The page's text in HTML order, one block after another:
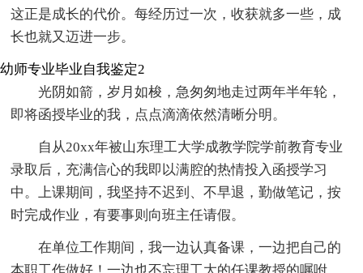
这正是成长的代价。每经历过一次，收获就多一些，成
长也就又迈进一步。
幼师专业毕业自我鉴定2
光阴如箭，岁月如梭，急匆匆地走过两年半年轮，
即将函授毕业的我，点点滴滴依然清晰分明。
自从20xx年被山东理工大学成教学院学前教育专业
录取后，充满信心的我即以满腔的热情投入函授学习
中。上课期间，我坚持不迟到、不早退，勤做笔记，按
时完成作业，有要事则向班主任请假。
在单位工作期间，我一边认真备课，一边把自己的